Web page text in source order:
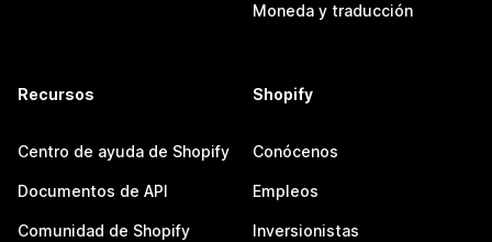
Moneda y traducción
Recursos
Centro de ayuda de Shopify
Documentos de API
Comunidad de Shopify
Shopify
Conócenos
Empleos
Inversionistas